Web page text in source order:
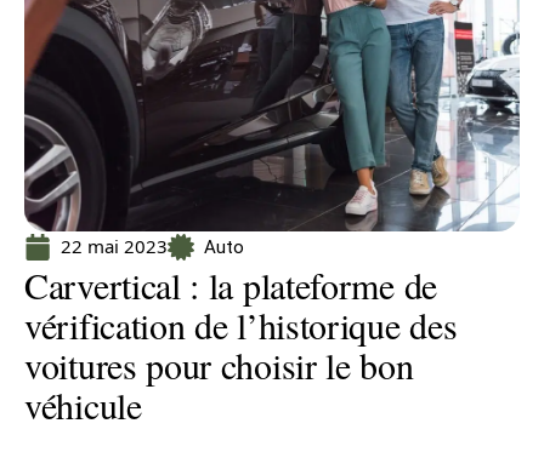
22 mai 2023 Auto
Carvertical : la plateforme de
vérification de l’historique des
voitures pour choisir le bon
véhicule